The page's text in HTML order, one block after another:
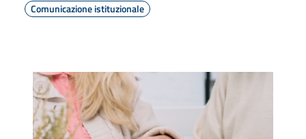
Comunicazione istituzionale